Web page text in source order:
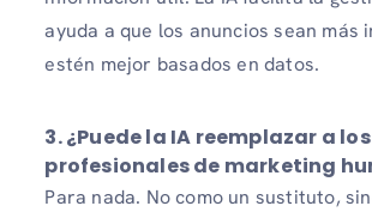
ayuda a que los anuncios sean más
estén mejor basados ​​en datos.
3. ¿Puede la IA reemplazar a los
profesionales de marketing
Para nada. No como un sustituto,